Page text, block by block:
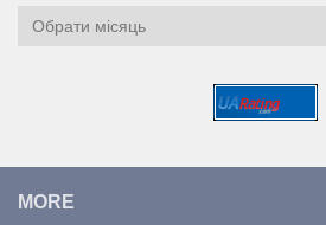
Архіви
MORE